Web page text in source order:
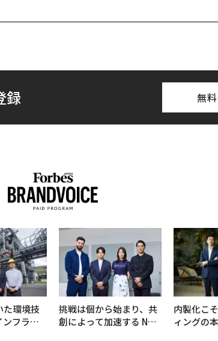
録 無
た環境技
ンフラを
挑戦は個から始まり、共
創によって加速する NOR
内製化こ
ィングの